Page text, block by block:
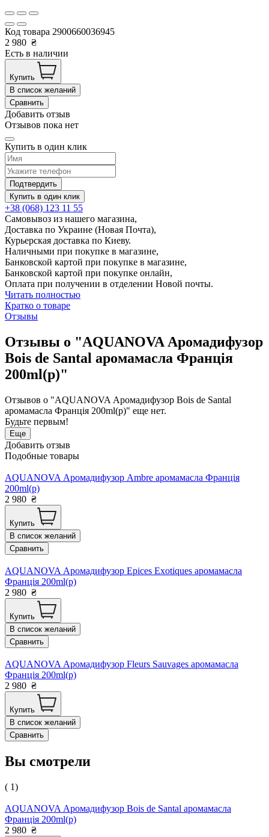
Код товара 2900660036945
2 980 ₴
Есть в наличии
Купить
В список желаний
Сравнить
Добавить отзыв
Отзывов пока нет
Купить в один клик
Подтвердить
Купить в один клик
+38 (068) 123 11 55
Самовывоз из нашего магазина,
Доставка по Украине (Новая Почта),
Курьерская доставка по Киеву.
Наличными при покупке в магазине,
Банковской картой при покупке в магазине,
Банковской картой при покупке онлайн,
Оплата при получении в отделении Новой почты.
Читать полностью
Кратко о товаре
Отзывы
Отзывы о "AQUANOVA Аромадифузор
Bois de Santal аромамасла Франція
200ml(р)"
Отзывов о "AQUANOVA Аромадифузор Bois de Santal
аромамасла Франція 200ml(р)" еще нет.
Будьте первым!
Еще
Добавить отзыв
Подобные товары
AQUANOVA Аромадифузор Ambre аромамасла Франція
200ml(р)
2 980 ₴
Купить
В список желаний
Сравнить
AQUANOVA Аромадифузор Epices Exotiques аромамасла
Франція 200ml(р)
2 980 ₴
Купить
В список желаний
Сравнить
AQUANOVA Аромадифузор Fleurs Sauvages аромамасла
Франція 200ml(р)
2 980 ₴
Купить
В список желаний
Сравнить
Вы смотрели
( 1)
AQUANOVA Аромадифузор Bois de Santal аромамасла
Франція 200ml(р)
2 980 ₴